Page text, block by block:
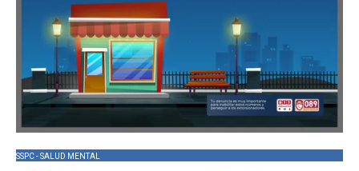
SSPC - SALUD MENTAL